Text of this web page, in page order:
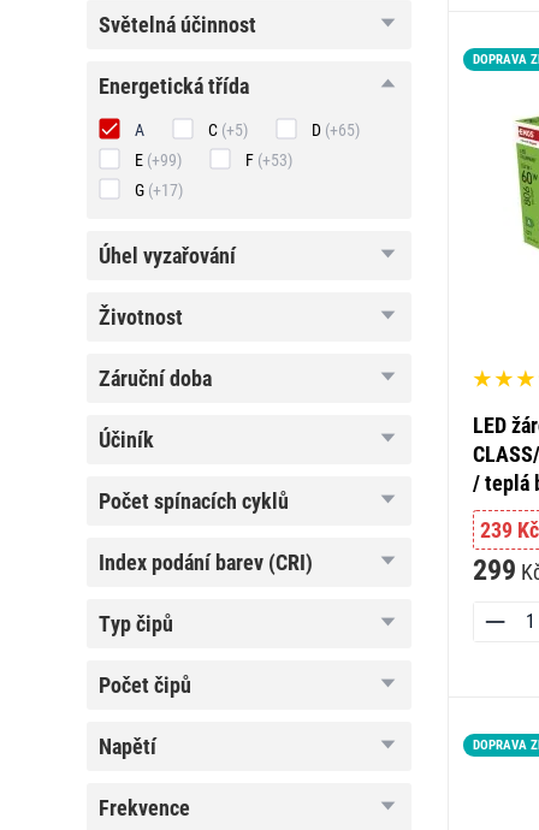
světelná
světelná účinnost
energetická
energetická třída
A C (+5) D (+65)
E (+99) F (+53)
G (+17)
úhel
vyzařování
úhel vyzařování
životnost
životnost
záruční
záruční doba
účiník
účiník
počet
počet spínacích cyklů
index
(CRI)
index podání barev (CRI)
typ
čipů
typ čipů
počet
počet čipů
napětí
napětí
frekvence
frekvence
DOPRAVA
LED
/ teplá
239 Kč
299
DOPRAVA